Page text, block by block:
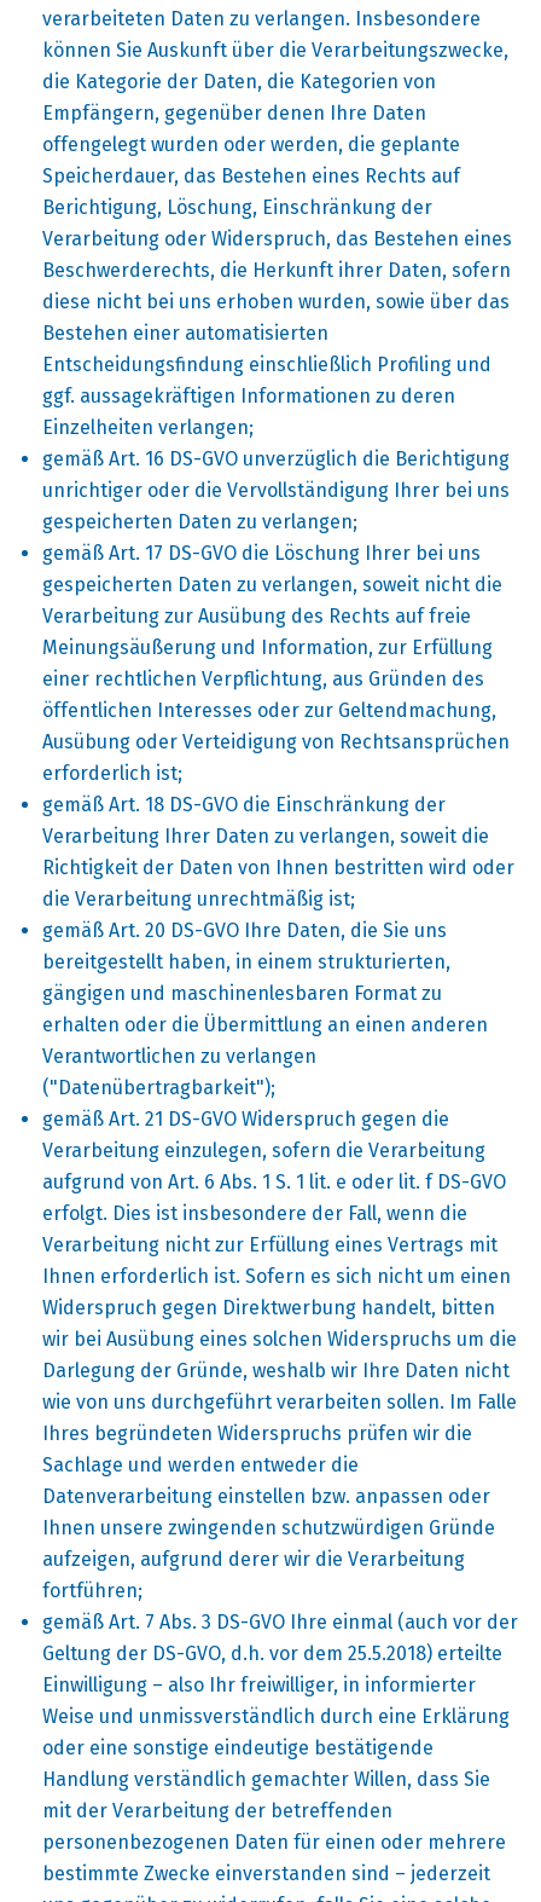
verarbeiteten Daten zu verlangen. Insbesondere
können Sie Auskunft über die Verarbeitungszwecke,
die Kategorie der Daten, die Kategorien von
Empfängern, gegenüber denen Ihre Daten
offengelegt wurden oder werden, die geplante
Speicherdauer, das Bestehen eines Rechts auf
Berichtigung, Löschung, Einschränkung der
Verarbeitung oder Widerspruch, das Bestehen eines
Beschwerderechts, die Herkunft ihrer Daten, sofern
diese nicht bei uns erhoben wurden, sowie über das
Bestehen einer automatisierten
Entscheidungsfindung einschließlich Profiling und
ggf. aussagekräftigen Informationen zu deren
Einzelheiten verlangen;
gemäß Art. 16 DS-GVO unverzüglich die Berichtigung
unrichtiger oder die Vervollständigung Ihrer bei uns
gespeicherten Daten zu verlangen;
gemäß Art. 17 DS-GVO die Löschung Ihrer bei uns
gespeicherten Daten zu verlangen, soweit nicht die
Verarbeitung zur Ausübung des Rechts auf freie
Meinungsäußerung und Information, zur Erfüllung
einer rechtlichen Verpflichtung, aus Gründen des
öffentlichen Interesses oder zur Geltendmachung,
Ausübung oder Verteidigung von Rechtsansprüchen
erforderlich ist;
gemäß Art. 18 DS-GVO die Einschränkung der
Verarbeitung Ihrer Daten zu verlangen, soweit die
Richtigkeit der Daten von Ihnen bestritten wird oder
die Verarbeitung unrechtmäßig ist;
gemäß Art. 20 DS-GVO Ihre Daten, die Sie uns
bereitgestellt haben, in einem strukturierten,
gängigen und maschinenlesbaren Format zu
erhalten oder die Übermittlung an einen anderen
Verantwortlichen zu verlangen
("Datenübertragbarkeit");
gemäß Art. 21 DS-GVO Widerspruch gegen die
Verarbeitung einzulegen, sofern die Verarbeitung
aufgrund von Art. 6 Abs. 1 S. 1 lit. e oder lit. f DS-GVO
erfolgt. Dies ist insbesondere der Fall, wenn die
Verarbeitung nicht zur Erfüllung eines Vertrags mit
Ihnen erforderlich ist. Sofern es sich nicht um einen
Widerspruch gegen Direktwerbung handelt, bitten
wir bei Ausübung eines solchen Widerspruchs um die
Darlegung der Gründe, weshalb wir Ihre Daten nicht
wie von uns durchgeführt verarbeiten sollen. Im Falle
Ihres begründeten Widerspruchs prüfen wir die
Sachlage und werden entweder die
Datenverarbeitung einstellen bzw. anpassen oder
Ihnen unsere zwingenden schutzwürdigen Gründe
aufzeigen, aufgrund derer wir die Verarbeitung
fortführen;
gemäß Art. 7 Abs. 3 DS-GVO Ihre einmal (auch vor der
Geltung der DS-GVO, d.h. vor dem 25.5.2018) erteilte
Einwilligung – also Ihr freiwilliger, in informierter
Weise und unmissverständlich durch eine Erklärung
oder eine sonstige eindeutige bestätigende
Handlung verständlich gemachter Willen, dass Sie
mit der Verarbeitung der betreffenden
personenbezogenen Daten für einen oder mehrere
bestimmte Zwecke einverstanden sind – jederzeit